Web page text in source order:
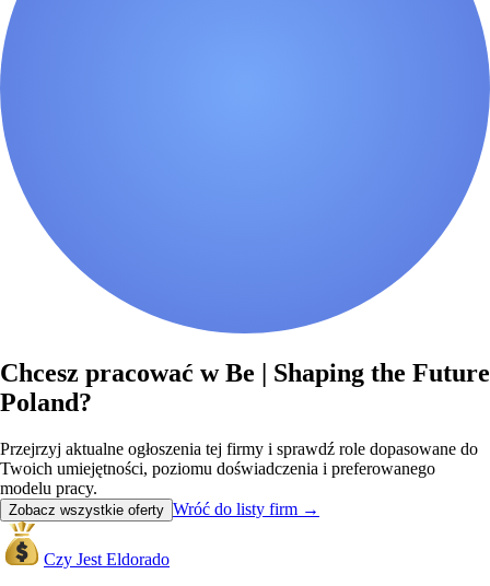
Chcesz pracować w Be | Shaping the Future
Poland?
Przejrzyj aktualne ogłoszenia tej firmy i sprawdź role dopasowane do
Twoich umiejętności, poziomu doświadczenia i preferowanego
modelu pracy.
Zobacz wszystkie oferty Wróć do listy firm →
Czy Jest Eldorado